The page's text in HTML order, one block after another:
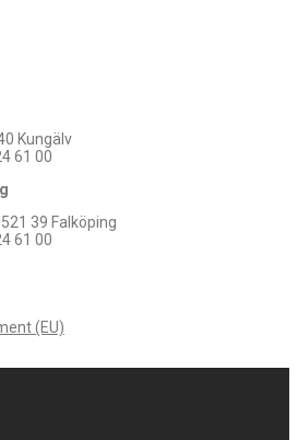
Kungälv
61 00
39 Falköping
61 00
(EU)